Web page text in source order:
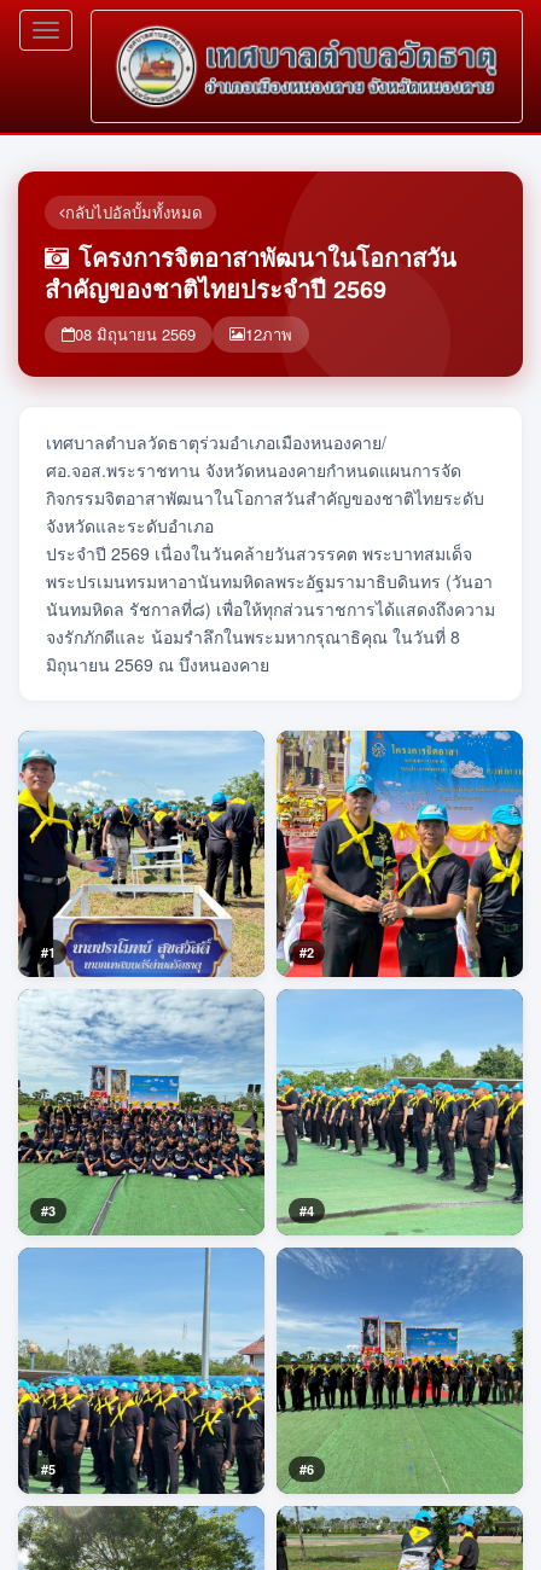
Toggle
navigation
กลับไปอัลบั้มทั้งหมด
โครงการจิตอาสาพัฒนาในโอกาสวัน
สำคัญของชาติไทยประจำปี 2569
08 มิถุนายน 2569 12ภาพ
เทศบาลตำบลวัดธาตุร่วมอำเภอเมืองหนองคาย/
ศอ.จอส.พระราชทาน จังหวัดหนองคายกำหนดแผนการจัด
กิจกรรมจิตอาสาพัฒนาในโอกาสวันสำคัญของชาติไทยระดับ
จังหวัดและระดับอำเภอ
ประจำปี 2569 เนื่องในวันคล้ายวันสวรรคต พระบาทสมเด็จ
พระปรเมนทรมหาอานันทมหิดลพระอัฐมรามาธิบดินทร (วันอา
นันทมหิดล รัชกาลที่๘) เพื่อให้ทุกส่วนราชการได้แสดงถึงความ
จงรักภักดีและ น้อมรำลึกในพระมหากรุณาธิคุณ ในวันที่ 8
มิถุนายน 2569 ณ บึงหนองคาย
#1 #2
#3 #4
#5 #6